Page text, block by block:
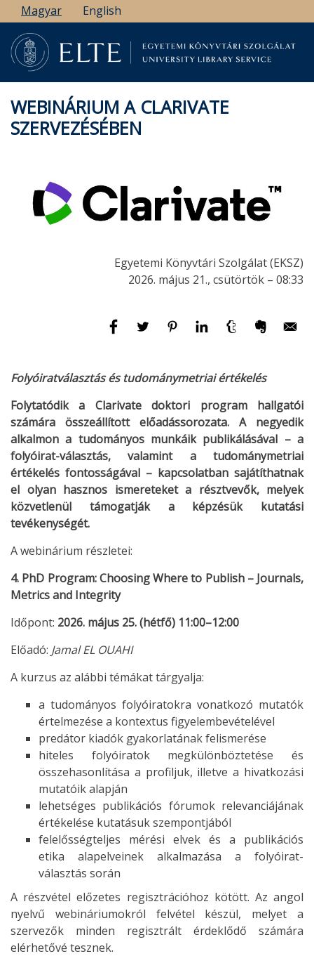
Ugrás
a
tartalomra
Magyar English
WEBINÁRIUM A CLARIVATE
SZERVEZÉSÉBEN
Egyetemi Könyvtári Szolgálat (EKSZ)
2026. május 21., csütörtök – 08:33
Folyóiratválasztás és tudománymetriai értékelés
Folytatódik a Clarivate doktori program hallgatói
számára összeállított előadássorozata. A negyedik
alkalmon a tudományos munkáik publikálásával – a
folyóirat-választás, valamint a tudománymetriai
értékelés fontosságával – kapcsolatban sajátíthatnak
el olyan hasznos ismereteket a résztvevők, melyek
közvetlenül támogatják a képzésük kutatási
tevékenységét.
A webinárium részletei:
4. PhD Program: Choosing Where to Publish – Journals,
Metrics and Integrity
Időpont: 2026. május 25. (hétfő) 11:00–12:00
Előadó: Jamal EL OUAHI
A kurzus az alábbi témákat tárgyalja:
a tudományos folyóiratokra vonatkozó mutatók
értelmezése a kontextus figyelembevételével
predátor kiadók gyakorlatának felismerése
hiteles folyóiratok megkülönböztetése és
összehasonlítása a profiljuk, illetve a hivatkozási
mutatóik alapján
lehetséges publikációs fórumok relevanciájának
értékelése kutatásuk szempontjából
felelősségteljes mérési elvek és a publikációs
etika alapelveinek alkalmazása a folyóirat-
választás során
A részvétel előzetes regisztrációhoz kötött. Az angol
nyelvű webináriumokról felvétel készül, melyet a
szervezők minden regisztrált érdeklődő számára
elérhetővé tesznek.